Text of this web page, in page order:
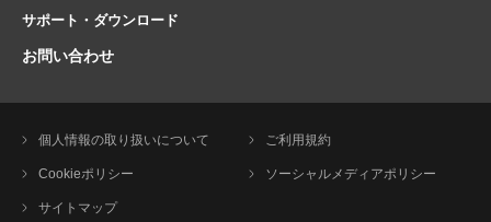
サポート・ダウンロード
お問い合わせ
個人情報の取り扱いについて ご利用規約
Cookieポリシー ソーシャルメディアポリシー
サイトマップ